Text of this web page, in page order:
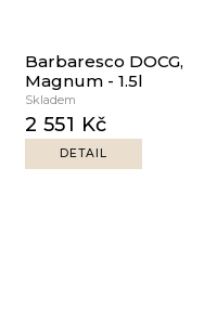
Barbaresco DOCG,
Magnum - 1.5l
Skladem
2 551 Kč
DETAIL